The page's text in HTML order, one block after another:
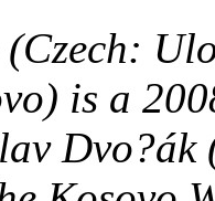
is a
Dvo?ák